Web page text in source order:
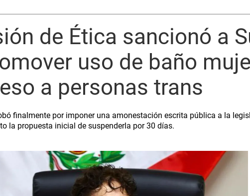
de Ética sancionó a
uso de baño
a personas trans
finalmente por imponer una amonestación escrita pública a la
la propuesta inicial de suspenderla por 30 días.